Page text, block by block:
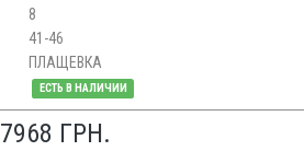
8
41-46
ПЛАЩЕВКА
ЕСТЬ В НАЛИЧИИ
7968 ГРН.